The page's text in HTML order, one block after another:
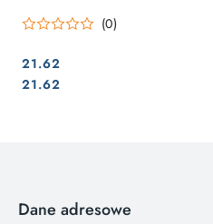
(0)
Cena:
21.62
Cena:
21.62
Dane adresowe